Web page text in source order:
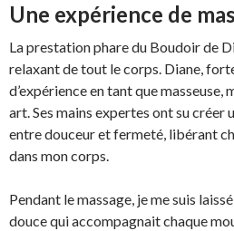
Une expérience de
La prestation phare du Boudoir de
relaxant de tout le corps. Diane,
d’expérience en tant que
art. Ses mains expertes ont su créer
entre douceur et fermeté, libérant
dans mon corps.
Pendant le massage, je me suis
douce qui accompagnait chaque